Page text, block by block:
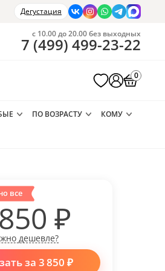
Дегустация
с 10.00 до 20.00 без выходных
7 (499) 499-23-22
0
ПО ВОЗРАСТУ
КОМУ
все
₽
дешевле?
за 3 850 ₽